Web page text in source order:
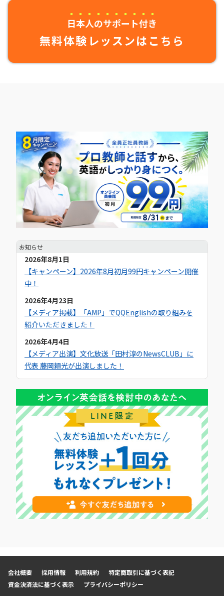
日本人のサポート付き
無料体験レッスンはこちら
お知らせ
2026年8月1日
【キャンペーン】2026年8月初月99円キャンペーン開催
中！
2026年4月23日
【メディア掲載】「AMP」でQQEnglishの取り組みを
紹介いただきました！
2026年4月4日
【メディア出演】文化放送「田村淳のNewsCLUB」に
代表 藤岡頼光が出演しました！
【メディア掲載】Yahoo!ニュースでQQEnglishのセブ
島留学について紹介いただきました！
2025年9月19日
【メディア掲載】NNA ASIAでQQEnglishのセブ島留学
について紹介いただきました！
2025年9月6日
【メディア掲載】日本経済新聞でQQEnglishのセブ島留
学について紹介いただきました！
2025年9月1日
【キャンペーン】2025年9月初月0円キャンペーン開催
QQEnglishマーケティングスタッフが出演しました！
2025年8月1日
会社概要 採用情報 利用規約
特定商取引に基づく表記
資金決済法に基づく表示
プライバシーポリシー